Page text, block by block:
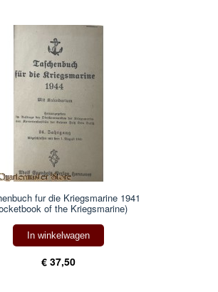
fur die Kriegsmarine 1941
of the Kriegsmarine)
In winkelwagen
€ 37,50